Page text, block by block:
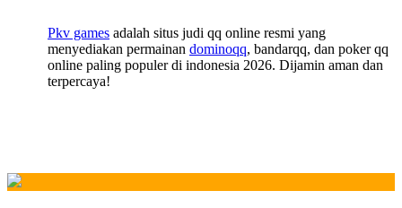
Pkv games adalah situs judi qq online resmi yang
menyediakan permainan dominoqq, bandarqq, dan poker qq
online paling populer di indonesia 2026. Dijamin aman dan
terpercaya!